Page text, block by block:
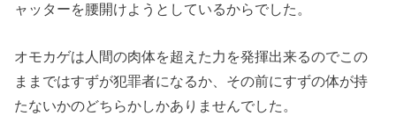
ャッターを腰開けようとしているからでした。
オモカゲは人間の肉体を超えた力を発揮出来るのでこの
ままではすずが犯罪者になるか、その前にすずの体が持
たないかのどちらかしかありませんでした。